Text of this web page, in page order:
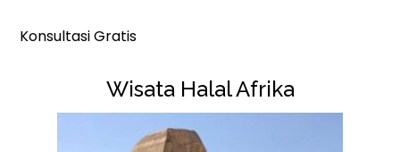
Konsultasi Gratis
Wisata Halal Afrika